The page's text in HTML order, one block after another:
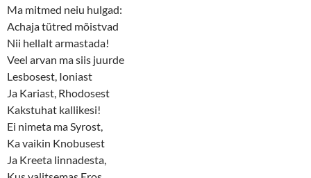
Ma mitmed neiu hulgad:
Achaja tütred mõistvad
Nii hellalt armastada!
Veel arvan ma siis juurde
Lesbosest, Ioniast
Ja Kariast, Rhodosest
Kakstuhat kallikesi!
Ei nimeta ma Syrost,
Ka vaikin Knobusest
Ja Kreeta linnadesta,